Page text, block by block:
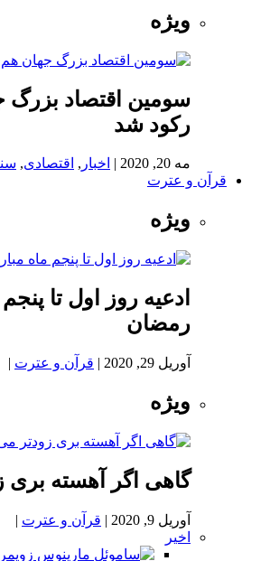
ویژه
سومین اقتصاد بزرگ
رکود شد
مه 20, 2020 | اخبار , اقتصادی,
قرآن و عترت
ویژه
ادعيه روز اول تا
رمضان
آوریل 29, 2020 | قرآن و عترت |
ویژه
گاهی اگر آهسته
آوریل 9, 2020 | قرآن و عترت |
اخیر